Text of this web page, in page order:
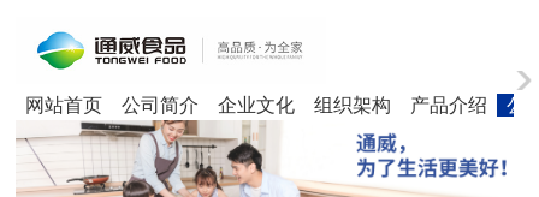
网站首页 公司简介 企业文化 组织架构 产品介绍 公